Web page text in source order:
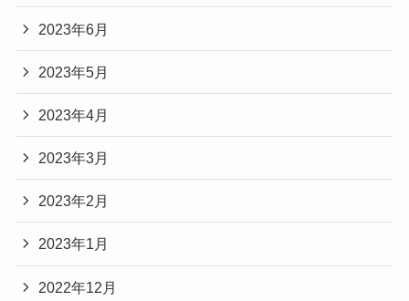
2023年6月
2023年5月
2023年4月
2023年3月
2023年2月
2023年1月
2022年12月